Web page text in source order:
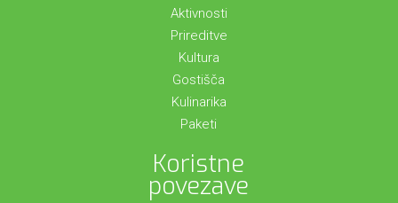
Aktivnosti
Prireditve
Kultura
Gostišča
Kulinarika
Paketi
Koristne
povezave